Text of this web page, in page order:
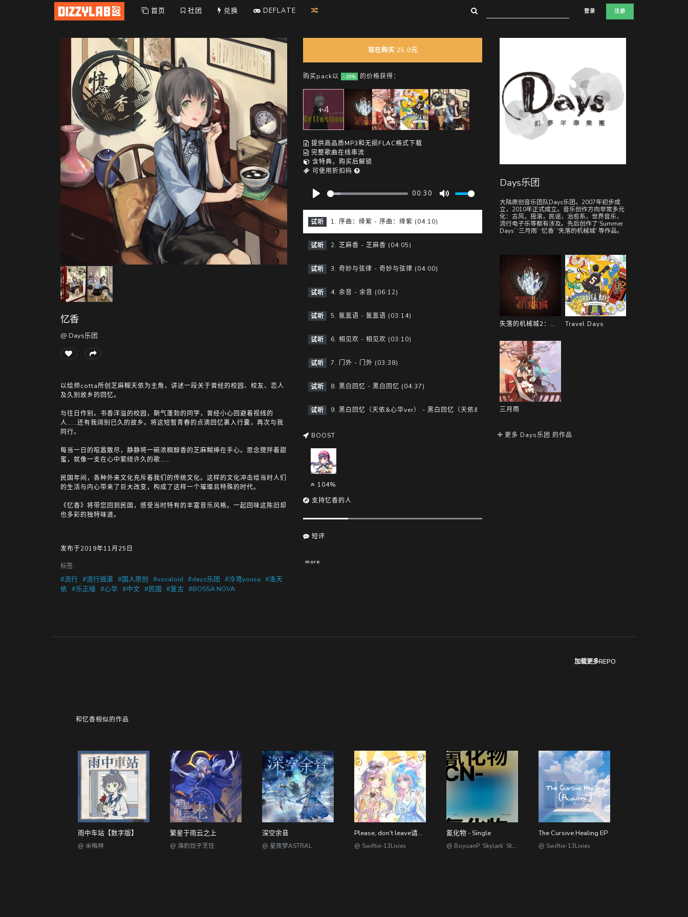
首页 社团 兑换 DEFLATE 登录 注册
忆香
@ Days乐团
以绘师cotta所创芝麻糊天依为主角，讲述一段关于曾经的校园、校友、恋人
及久别故乡的回忆。
与往日作别。书香洋溢的校园，朝气蓬勃的同学，曾经小心回避着视线的
人……还有我阔别已久的故乡。将这短暂青春的点滴回忆裹入行囊，再次与我
同行。
每当一日的喧嚣散尽，静静将一碗浓稠醇香的芝麻糊捧在手心。思念搅拌着甜
蜜，就像一支在心中萦绕许久的歌……
民国年间，各种外来文化充斥着我们的传统文化。这样的文化冲击给当时人们
的生活与内心带来了巨大改变，构成了这样一个璀璨且特殊的时代。
《忆香》将带您回到民国，感受当时特有的丰富音乐风格。一起回味这陈旧却
也多彩的独特味道。
发布于2019年11月25日
标签:
#流行 #流行摇滚 #国人原创 #vocaloid #days乐团 #泠鸢yousa #洛天
依 #乐正绫 #心华 #中文 #民国 #复古 #BOSSA NOVA
现在购买 25.0元
购买pack以 -28% 的价格获得：
+4
提供高品质MP3和无损FLAC格式下载
完整歌曲在线串流
含特典，购买后解锁
可使用折扣码
l
a
y
00:30
试听 1. 序曲：绛紫 - 序曲：绛紫 (04:10)
试听 2. 芝麻香 - 芝麻香 (04:05)
试听 3. 奇妙与弦律 - 奇妙与弦律 (04:00)
试听 4. 余音 - 余音 (06:12)
试听 5. 氤氲语 - 氤氲语 (03:14)
试听 6. 相见欢 - 相见欢 (03:10)
试听 7. 门外 - 门外 (03:38)
试听 8. 黑白回忆 - 黑白回忆 (04:37)
试听 9. 黑白回忆（天依&心华ver） - 黑白回忆（天依&心华ver） (04:35)
BOOST
104%
支持忆香的人
短评
more
Days乐团
大陆原创音乐团队Days乐团。2007年初步成
立，2010年正式成立。音乐创作方向非常多元
化：古风，摇滚，民谣，治愈系，世界音乐，
流行电子乐等都有涉及。先后创作了‘Summer
Days’ ‘三月雨’ ‘忆香’ '失落的机械城' 等作品。
失落的机械城2：虚浮之都 Travel Days
三月雨
更多 Days乐团 的作品
加载更多REPO
和忆香相似的作品
雨中车站【数字版】
@ 米梅林
繁星于雨云之上
@ 海豹饺子烹饪
深空余音
@ 星夜梦ASTRAL
Please, don't leave请不要离开这个世界 EP
@ Swiftie-13Livies
氰化物 - Single
@ BoyuanP ‘Skylark’ Studio
The Cursive Healing EP
@ Swiftie-13Livies